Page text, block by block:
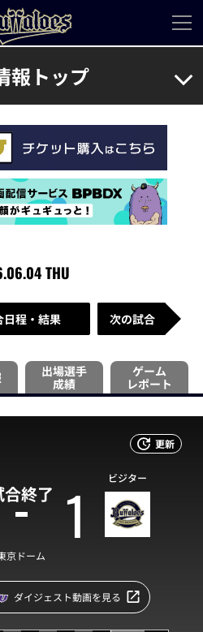
報トップ
THU
日程・結果 次の試合
出場選手
成績
ゲーム
レポート
更新
合終了 1 ビジター
京ドーム
ダイジェスト動画を見る